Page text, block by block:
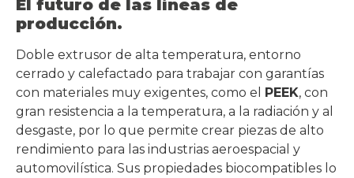
El futuro de las líneas de
producción.
Doble extrusor de alta temperatura, entorno
cerrado y calefactado para trabajar con garantías
con materiales muy exigentes, como el PEEK, con
gran resistencia a la temperatura, a la radiación y al
desgaste, por lo que permite crear piezas de alto
rendimiento para las industrias aeroespacial y
automovilística. Sus propiedades biocompatibles lo